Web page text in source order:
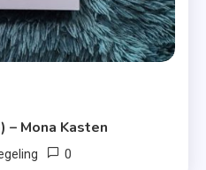
– Mona Kasten
0